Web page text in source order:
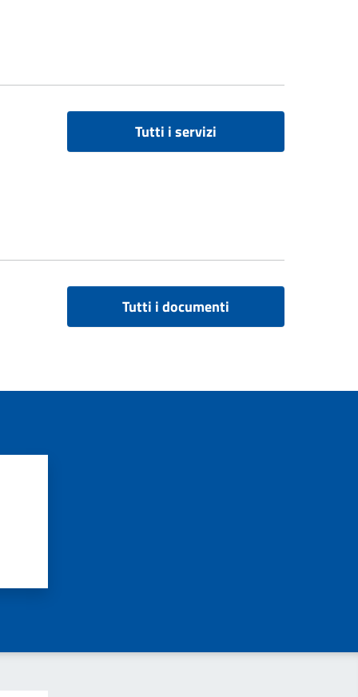
Tutti i servizi
Tutti i documenti